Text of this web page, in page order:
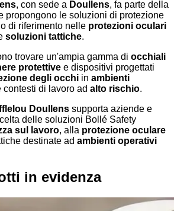
, con sede a Doullens, fa parte della
propongono le soluzioni di protezione
di riferimento nelle protezioni oculari
soluzioni tattiche.
trovare un'ampia gamma di occhiali
protettive e dispositivi progettati
degli occhi in ambienti
contesti di lavoro ad alto rischio.
Doullens supporta aziende e
delle soluzioni Bollé Safety
sul lavoro, alla protezione oculare
destinate ad ambienti operativi
in evidenza